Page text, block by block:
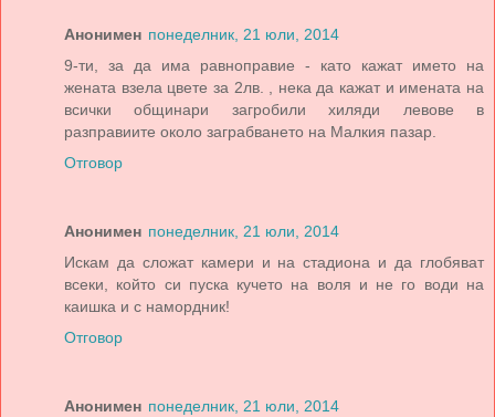
Анонимен понеделник, 21 юли, 2014
9-ти, за да има равноправие - като кажат името на
жената взела цвете за 2лв. , нека да кажат и имената на
всички общинари загробили хиляди левове в
разправиите около заграбването на Малкия пазар.
Отговор
Анонимен понеделник, 21 юли, 2014
Искам да сложат камери и на стадиона и да глобяват
всеки, който си пуска кучето на воля и не го води на
каишка и с намордник!
Отговор
Анонимен понеделник, 21 юли, 2014